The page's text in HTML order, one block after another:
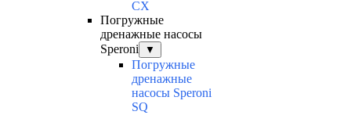
CX
Погружные
дренажные насосы
Speroni
▼
Погружные
дренажные
насосы Speroni
SQ